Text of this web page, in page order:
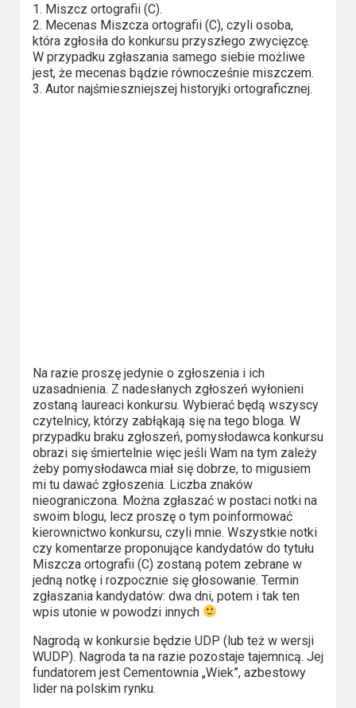
s-
ka
Filmy
dokumentalne
Korea
Południowa
Filmy
oparte
na
faktach
Thrillery
Streaming
Amazon
Prime
Video
1. Miszcz ortografii (C).
2. Mecenas Miszcza ortografii (C), czyli osoba,
która zgłosiła do konkursu przyszłego zwycięzcę.
W przypadku zgłaszania samego siebie możliwe
jest, że mecenas bądzie równocześnie miszczem.
3. Autor najśmieszniejszej historyjki ortograficznej.
Na razie proszę jedynie o zgłoszenia i ich
uzasadnienia. Z nadesłanych zgłoszeń wyłonieni
zostaną laureaci konkursu. Wybierać będą wszyscy
czytelnicy, którzy zabłąkają się na tego bloga. W
przypadku braku zgłoszeń, pomysłodawca konkursu
obrazi się śmiertelnie więc jeśli Wam na tym zależy
żeby pomysłodawca miał się dobrze, to migusiem
mi tu dawać zgłoszenia. Liczba znaków
nieograniczona. Można zgłaszać w postaci notki na
swoim blogu, lecz proszę o tym poinformować
kierownictwo konkursu, czyli mnie. Wszystkie notki
czy komentarze proponujące kandydatów do tytułu
Miszcza ortografii (C) zostaną potem zebrane w
jedną notkę i rozpocznie się głosowanie. Termin
zgłaszania kandydatów: dwa dni, potem i tak ten
wpis utonie w powodzi innych
Nagrodą w konkursie będzie UDP (lub też w wersji
WUDP). Nagroda ta na razie pozostaje tajemnicą. Jej
fundatorem jest Cementownia „Wiek”, azbestowy
lider na polskim rynku.